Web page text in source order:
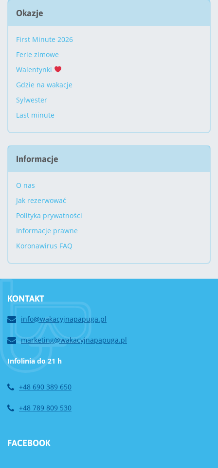
Okazje
First Minute 2026
Ferie zimowe
Walentynki
Gdzie na wakacje
Sylwester
Last minute
Informacje
O nas
Jak rezerwować
Polityka prywatności
Informacje prawne
Koronawirus FAQ
KONTAKT
info@wakacyjnapapuga.pl
marketing@wakacyjnapapuga.pl
Infolinia do 21 h
+48 690 389 650
+48 789 809 530
FACEBOOK